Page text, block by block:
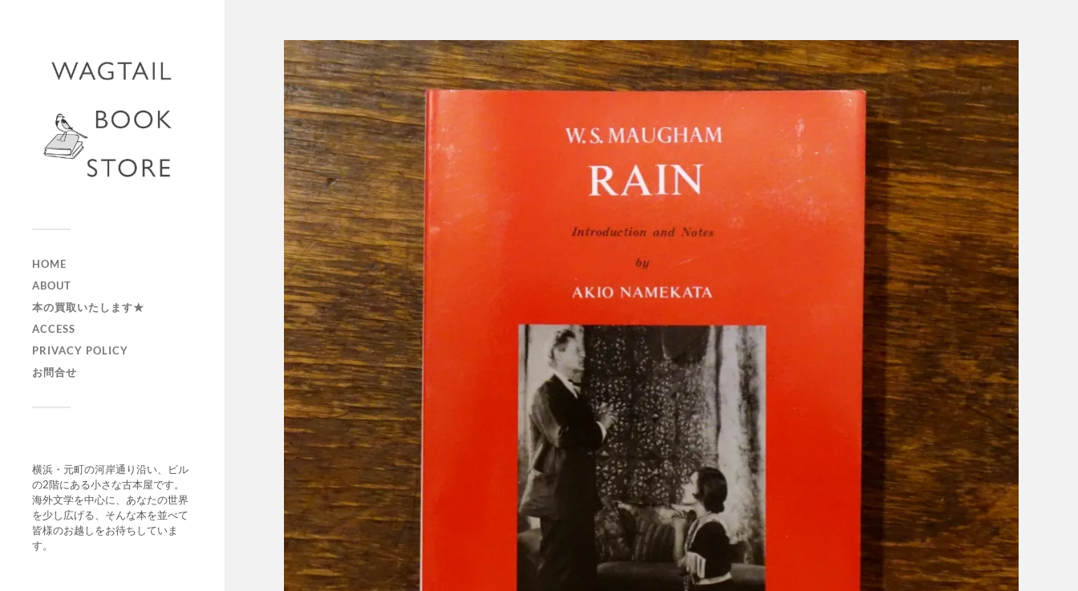
HOME
ABOUT
本の買取いたします★
ACCESS
PRIVACY POLICY
お問合せ
横浜・元町の河岸通り沿い、ビル
の2階にある小さな古本屋です。
海外文学を中心に、あなたの世界
を少し広げる、そんな本を並べて
皆様のお越しをお待ちしていま
す。